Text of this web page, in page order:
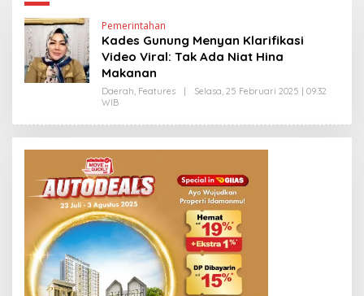
Pemerintahan
Kades Gunung Menyan Klarifikasi
Video Viral: Tak Ada Niat Hina
Makanan
Daerah, Features
Selasa, 25 Februari 2025 | 09:32
WIB
E
H
E
P
R
I
Y
O
N
O